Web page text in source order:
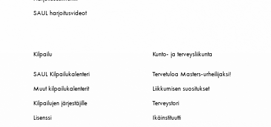
SAUL harjoitusvideot
Kilpailu
SAUL Kilpailukalenteri
Muut kilpailukalenterit
Kilpailujen järjestäjille
Lisenssi
Kunto- ja terveysliikunta
Tervetuloa Masters-urheilijaksi!
Liikkumisen suositukset
Terveystori
Ikäinstituutti